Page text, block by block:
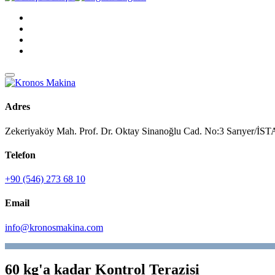
Adres
Zekeriyaköy Mah. Prof. Dr. Oktay Sinanoğlu Cad. No:3 Sarıyer/
Telefon
+90 (546) 273 68 10
Email
info@kronosmakina.com
60 kg'a kadar Kontrol Terazisi